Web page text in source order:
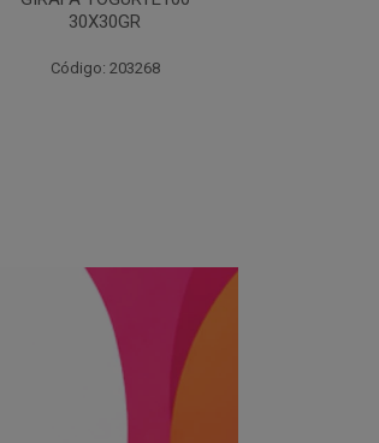
Código: 203270